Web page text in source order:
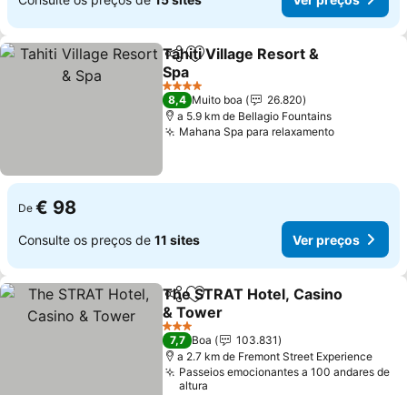
PartilharAdicionar aos favoritos
Tahiti Village Resort &
Spa
Ver preços
4 Estrelas
8,4 Muito boa
26.820
a 5.9 km de Bellagio Fountains
Mahana Spa para relaxamentoVer
De € 98
Consulte os preços de 11 sites Ver preços
PartilharAdicionar aos favoritos
The STRAT Hotel, Casino
& Tower
Ver preços
3 Estrelas
7,7 Boa
103.831
a 2.7 km de Fremont Street Experience
Passeios emocionantes a 100 andares de
altura